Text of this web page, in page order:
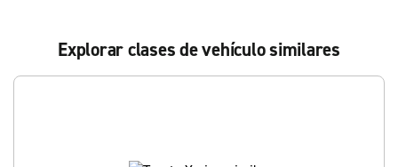
Explorar clases de vehículo similares